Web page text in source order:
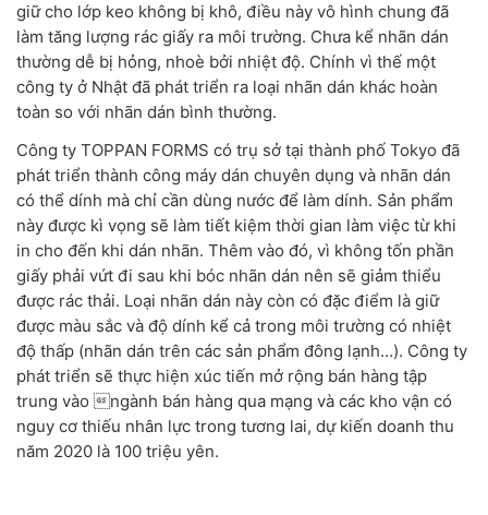
giữ cho lớp keo không bị khô, điều này vô hình chung đã
làm tăng lượng rác giấy ra môi trường. Chưa kể nhãn dán
thường dễ bị hỏng, nhoè bởi nhiệt độ. Chính vì thế một
công ty ở Nhật đã phát triển ra loại nhãn dán khác hoàn
toàn so với nhãn dán bình thường.
Công ty TOPPAN FORMS có trụ sở tại thành phố Tokyo đã
phát triển thành công máy dán chuyên dụng và nhãn dán
có thể dính mà chỉ cần dùng nước để làm dính. Sản phẩm
này được kì vọng sẽ làm tiết kiệm thời gian làm việc từ khi
in cho đến khi dán nhãn. Thêm vào đó, vì không tốn phần
giấy phải vứt đi sau khi bóc nhãn dán nên sẽ giảm thiểu
được rác thải. Loại nhãn dán này còn có đặc điểm là giữ
được màu sắc và độ dính kể cả trong môi trường có nhiệt
độ thấp (nhãn dán trên các sản phẩm đông lạnh…). Công ty
phát triển sẽ thực hiện xúc tiến mở rộng bán hàng tập
trung vào ngành bán hàng qua mạng và các kho vận có
nguy cơ thiếu nhân lực trong tương lai, dự kiến doanh thu
năm 2020 là 100 triệu yên.